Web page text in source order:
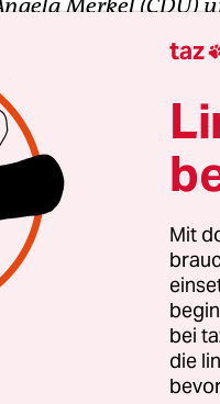
Merkel (CDU)
ihre
um 19.10 Uhr im
der beiden gilt
darüber,
werden
die Kanzlerin
Atmosphäre war
sind Originalzitate –
der
taz
Mit
bei
die